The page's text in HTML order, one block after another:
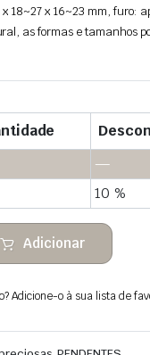
18~27 x 16~23 mm, furo:
as formas e tamanhos
—
10 %
Adicionar
Adicione-o à sua lista de